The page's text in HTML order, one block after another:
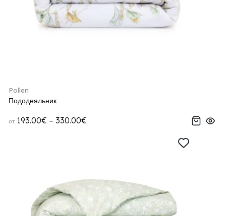
Pollen
Пододеяльник
от 193.00€ – 330.00€